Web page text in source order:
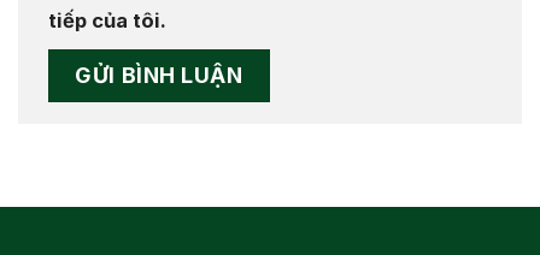
tiếp của tôi.